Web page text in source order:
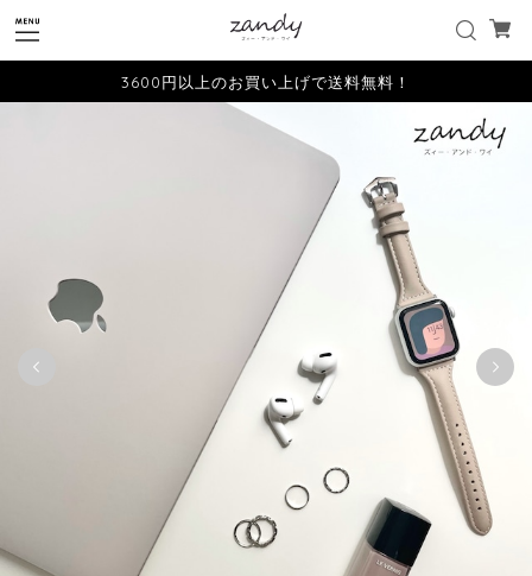
3600円以上のお買い上げで送料無料！